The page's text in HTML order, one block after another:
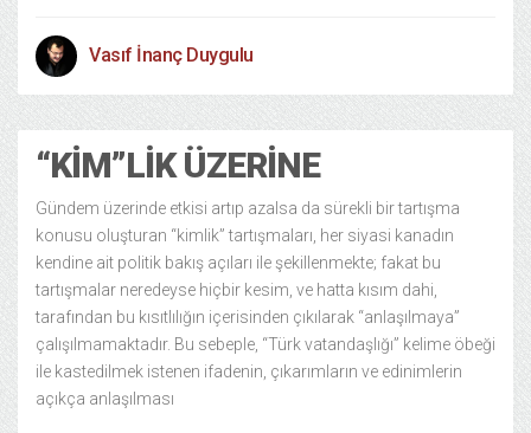
Vasıf İnanç Duygulu
“KIM”LIK ÜZERINE
Gündem üzerinde etkisi artıp azalsa da sürekli bir tartışma
konusu oluşturan “kimlik” tartışmaları, her siyasi kanadın
kendine ait politik bakış açıları ile şekillenmekte; fakat bu
tartışmalar neredeyse hiçbir kesim, ve hatta kısım dahi,
tarafından bu kısıtlılığın içerisinden çıkılarak “anlaşılmaya”
çalışılmamaktadır. Bu sebeple, “Türk vatandaşlığı” kelime öbeği
ile kastedilmek istenen ifadenin, çıkarımların ve edinimlerin
açıkça anlaşılması